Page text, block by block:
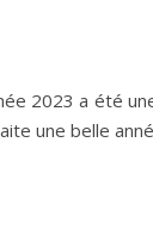
2023 a été
une belle